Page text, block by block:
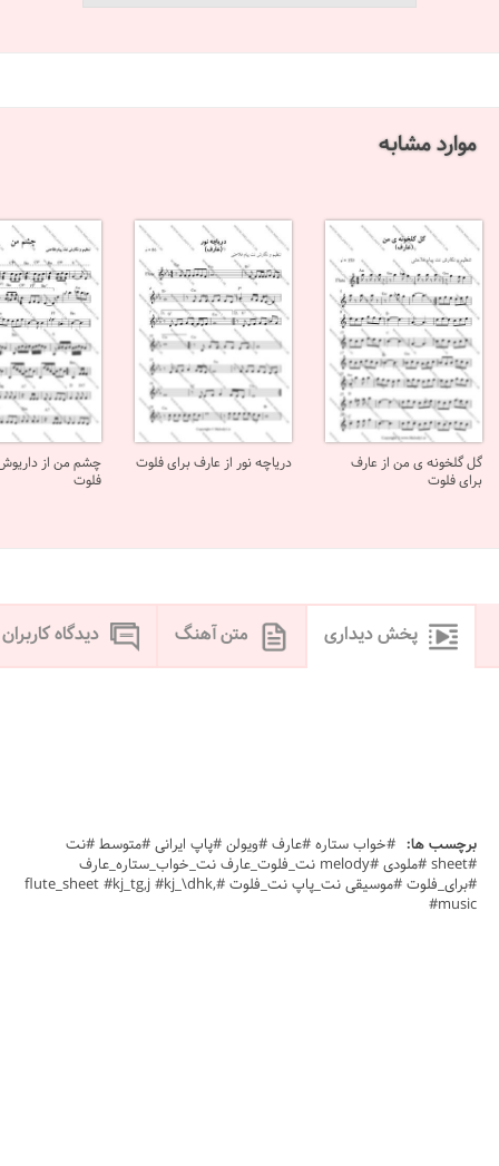
موارد مشابه
گل گلخونه ی من از عارف
برای فلوت
دریاچه نور از عارف برای فلوت
چشم من از
فلوت
پخش دیداری متن آهنگ دیدگاه کاربران
برچسب ها: #خواب ستاره #عارف #ویولن #پاپ ایرانی #متوسط #نت
#sheet #ملودی #melody نت_فلوت_عارف نت_خواب_ستاره_عارف
#برای_فلوت #موسیقی نت_پاپ نت_فلوت #flute_sheet #kj_tg,j #kj_\dhk,
#music